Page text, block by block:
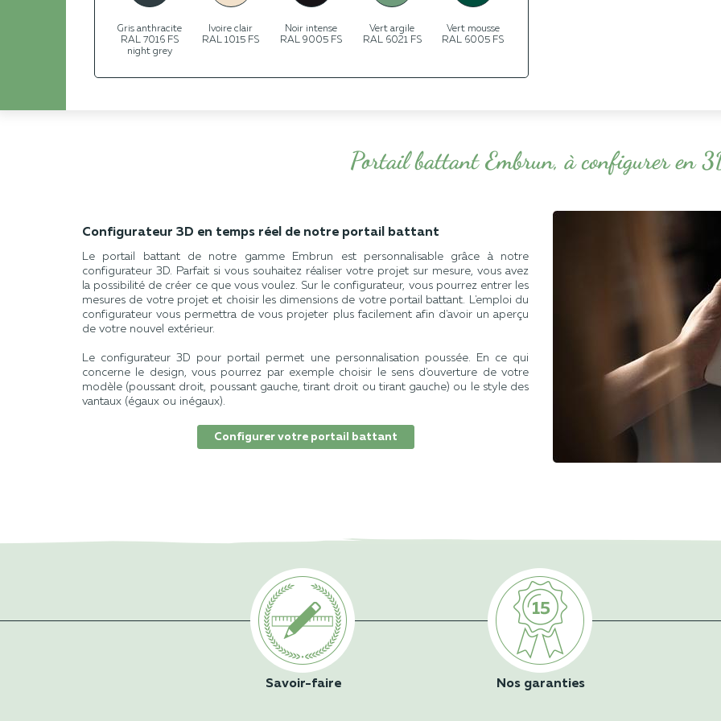
Gris anthracite
RAL 7016 FS
night grey
Ivoire clair
RAL 1015 FS
Noir intense
RAL 9005 FS
Vert argile
RAL 6021 FS
Vert mousse
RAL 6005 FS
Portail battant Embrun, à configurer en
Configurateur 3D en temps réel de notre portail battant
Le portail battant de notre gamme Embrun est personnalisable grâce à notre
configurateur 3D. Parfait si vous souhaitez réaliser votre projet sur mesure, vous avez
la possibilité de créer ce que vous voulez. Sur le configurateur, vous pourrez entrer les
mesures de votre projet et choisir les dimensions de votre portail battant. L'emploi du
configurateur vous permettra de vous projeter plus facilement afin d'avoir un aperçu
de votre nouvel extérieur.
Le configurateur 3D pour portail permet une personnalisation poussée. En ce qui
concerne le design, vous pourrez par exemple choisir le sens d'ouverture de votre
modèle (poussant droit, poussant gauche, tirant droit ou tirant gauche) ou le style des
vantaux (égaux ou inégaux).
Configurer votre portail battant
Savoir-faire Nos garanties